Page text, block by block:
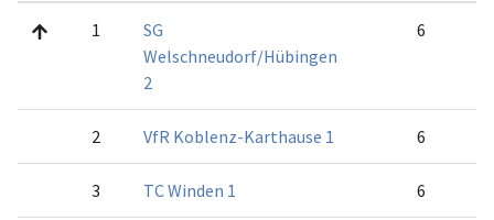
1
SG
Welschneudorf/Hübingen
2
6
2 VfR Koblenz-Karthause 1 6
3 TC Winden 1 6